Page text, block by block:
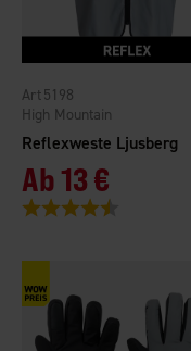
Reflexweste Ljusberg
High Mountain
5198
Ab13 €
Bewertung: